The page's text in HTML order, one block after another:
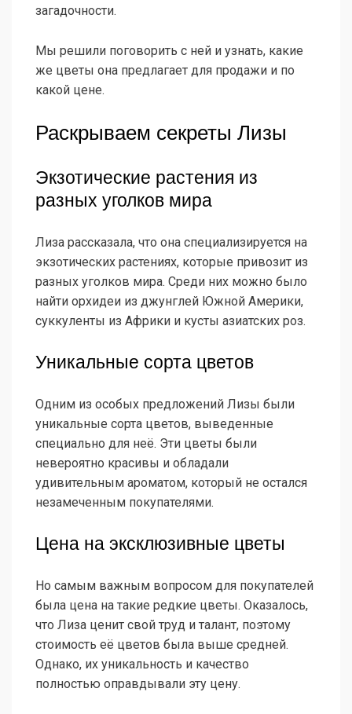
загадочности.
Мы решили поговорить с ней и узнать, какие
же цветы она предлагает для продажи и по
какой цене.
Раскрываем секреты Лизы
Экзотические растения из
разных уголков мира
Лиза рассказала, что она специализируется на
экзотических растениях, которые привозит из
разных уголков мира. Среди них можно было
найти орхидеи из джунглей Южной Америки,
суккуленты из Африки и кусты азиатских роз.
Уникальные сорта цветов
Одним из особых предложений Лизы были
уникальные сорта цветов, выведенные
специально для неё. Эти цветы были
невероятно красивы и обладали
удивительным ароматом, который не остался
незамеченным покупателями.
Цена на эксклюзивные цветы
Но самым важным вопросом для покупателей
была цена на такие редкие цветы. Оказалось,
что Лиза ценит свой труд и талант, поэтому
стоимость её цветов была выше средней.
Однако, их уникальность и качество
полностью оправдывали эту цену.